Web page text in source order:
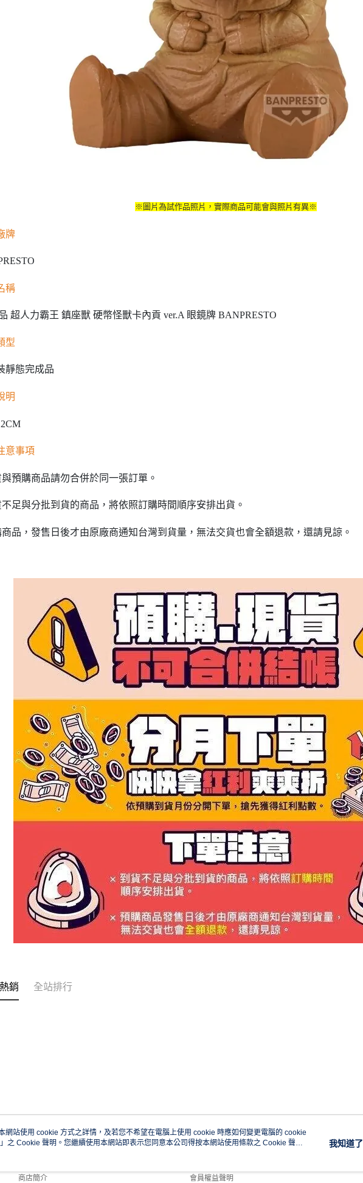
※圖片為試作品照片，實際商品可能會與照片有異※
牌
稱
超人力霸王 鎮座獸 硬幣怪獸卡內貢 ver.A 眼鏡牌 BANPRESTO
型
靜態完成品
明
意事項
預購商品請勿合併於同一張訂單。
足與分批到貨的商品，將依照訂購時間順序安排出貨。
品，發售日後才由原廠商通知台灣到貨量，無法交貨也會全額退款，還請見諒。
銷 全站排行
關於我們
商店簡介
客服資訊
會員權益聲明
網站使用 cookie 方式之詳情，及若您不希望在電腦上使用 cookie 時應如何變更電腦的 cookie
」之 Cookie 聲明。您繼續使用本網站即表示您同意本公司得按本網站使用條款之 Cookie 聲明
我知道了